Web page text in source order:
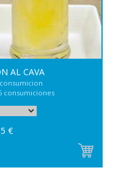
AL CAVA
consumiciones
€